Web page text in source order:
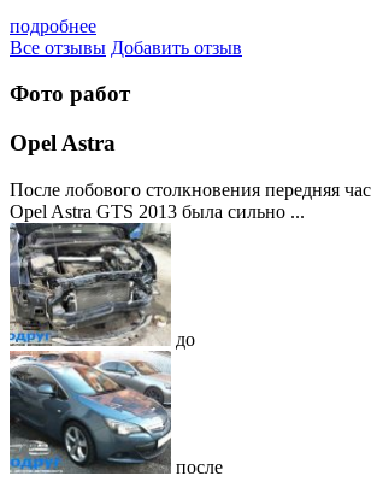
подробнее
Все отзывы Добавить отзыв
Фото работ
Opel Astra
После лобового столкновения передняя
Opel Astra GTS 2013 была сильно ...
до
после